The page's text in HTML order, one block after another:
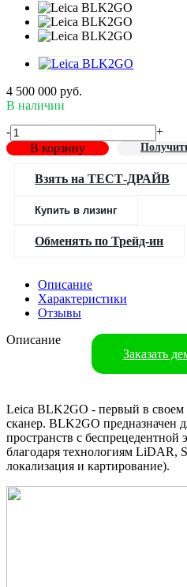
4 500 000 руб.
В наличии
-
+
В корзину
Взять на ТЕСТ-ДРАЙВ
Купить в лизинг
Обменять по Трейд-ин
Описание
Характеристики
Отзывы
Описание
Заказать
Leica BLK2GO - первый в своем
сканер. BLK2GO предназначен
пространств с
благодаря технологиям LiDAR,
локализация и картирование).